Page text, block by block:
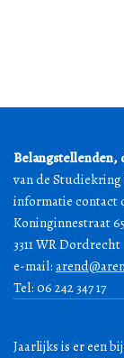
van de
informatie contact
Koninginnestraat
3311 WR Dordrecht
e-mail:
Tel: 06 242 347 17
Jaarlijks is er een